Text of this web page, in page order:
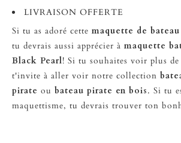
LIVRAISON OFFERTE
Si tu as adoré cette maquette de
tu devrais aussi apprécier à maquette
Black Pearl! Si tu souhaites voir plus de
t'invite à aller voir notre collection
pirate ou bateau pirate en bois. Si tu
maquettisme, tu devrais trouver ton